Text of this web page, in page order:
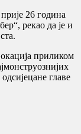
26 година
рекао да је и
приликом
главе